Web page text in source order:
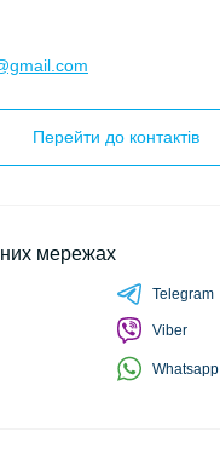
Перейти до контактів
мережах
Telegram
Viber
Whatsapp